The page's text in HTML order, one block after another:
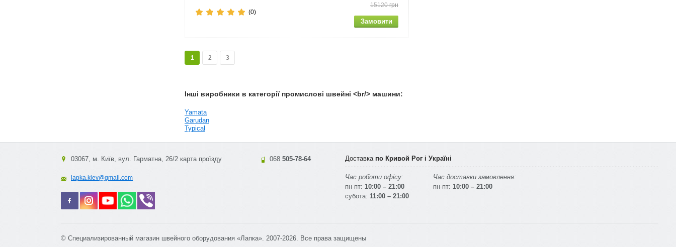
15120грн
(0)
1 2 3
Інші виробники в категорії промислові швейні <br/> машини:
Yamata
Garudan
Typical
03067, м. Київ, вул. Гарматна, 26/2 карта проїзду
lapka.kiev@gmail.com
068 505-78-64 Доставка по Кривой Рог і Україні
Час роботи офісу:
пн-пт: 10:00 – 21:00
субота: 11:00 – 21:00
Час доставки замовлення:
пн-пт: 10:00 – 21:00
© Специализированный магазин швейного оборудования «Лапка». 2007-2026. Все права защищены